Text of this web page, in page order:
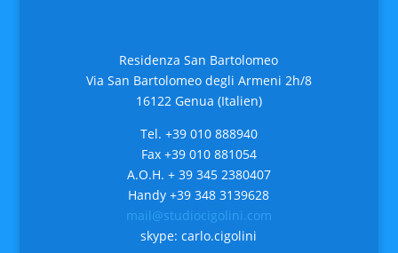
Residenza San Bartolomeo
Via San Bartolomeo degli Armeni 2h/8
16122 Genua (Italien)
Tel. +39 010 888940
Fax +39 010 881054
A.O.H. + 39 345 2380407
Handy +39 348 3139628
mail@studiocigolini.com
skype: carlo.cigolini